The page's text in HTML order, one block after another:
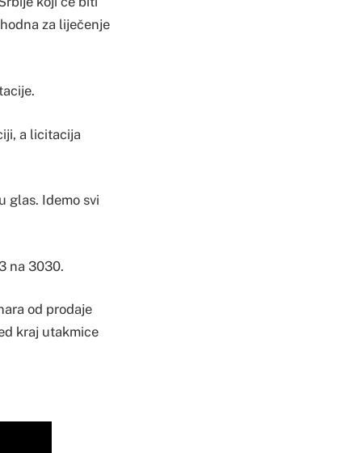
za liječenje
a licitacija
glas. Idemo svi
na 3030.
od prodaje
kraj utakmice